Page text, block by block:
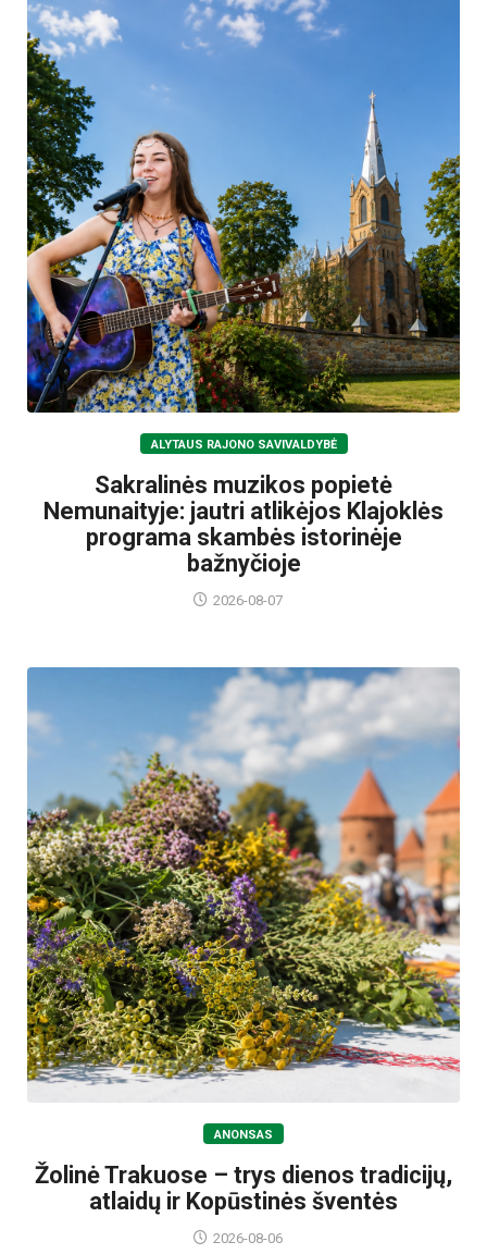
ALYTAUS RAJONO SAVIVALDYBĖ
Sakralinės muzikos popietė
Nemunaityje: jautri atlikėjos Klajoklės
programa skambės istorinėje
bažnyčioje
2026-08-07
ANONSAS
Žolinė Trakuose – trys dienos tradicijų,
atlaidų ir Kopūstinės šventės
2026-08-06